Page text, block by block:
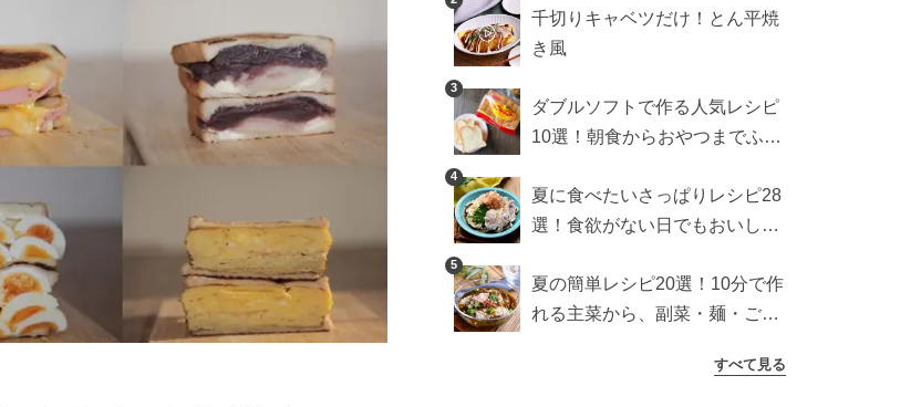
千切りキャベツだけ！とん平焼
き風
3
ダブルソフトで作る人気レシピ
10選！朝食からおやつまでふん
4
夏に食べたいさっぱりレシピ28
選！食欲がない日でもおいしい
5
夏の簡単レシピ20選！10分で作
れる主菜から、副菜・麺・ごは
すべて見る